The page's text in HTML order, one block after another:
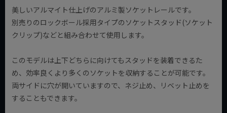
美しいアルマイト仕上げのアルミ製ソケットレールです。
別売りのロックボール採用タイプのソケットスタッド(ソケット
クリップ)などと組み合わせて使用します。
このモデルは上下どちらに向けてもスタッドを装着できるた
め、効率良くより多くのソケットを収納することが可能です。
両サイドに穴が開いていますので、ネジ止め、リベット止めを
することもできます。